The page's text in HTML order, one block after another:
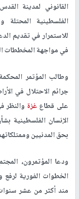
القانوني لمدينة
الفلسطينية
للاستمرار في تقديم
في مواجهة المخططات
جرائم الاحتلال في
على قطاع غزة والنظر
الإنسان الفلسطينية
بحق المدنيين
ودعا المؤتمرون،
الخطوات الفورية
مند أكثر من عشر